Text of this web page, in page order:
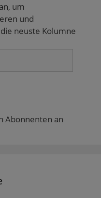
um
und
neuste Kolumne
Abonnenten an